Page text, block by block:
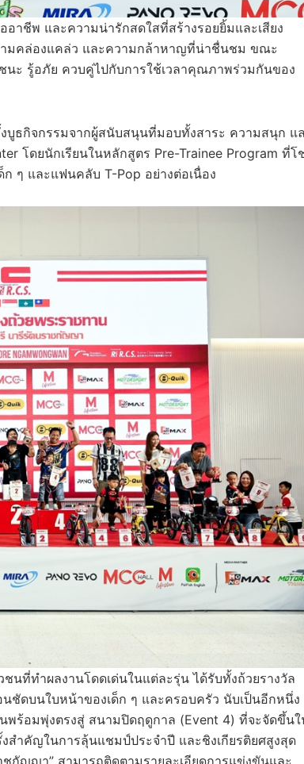
าชีพ และความน่ารักสดใสที่สร้างรอยยิ้มและเสียง
ามคล่องแคล่ว และความกล้าหาญที่น่าชื่นชม ขณะ
นะ รู้อภัย ควบคู่ไปกับการใช้เวลาคุณภาพร่วมกันของ
ธกิจกรรมจากผู้สนับสนุนที่มอบทั้งสาระ ความสนุก แ
โดยนักเรียนในหลักสูตร Pre-Trainee Program ที่โ
ก ๆ และแฟนคลับ T-Pop อย่างต่อเนื่อง
นที่ทำผลงานโดดเด่นในแต่ละรุ่น ได้รับทั้งถ้วยรางวัล
ชัดบนใบหน้าของเด็ก ๆ และครอบครัว นับเป็นอีกหนึ่ง
ร้อมพุ่งตรงสู่ สนามปิดฤดูกาล (Event 4) ที่จะจัดขึ้น
ำคัญในการลุ้นแชมป์ประจำปี และชิงเกียรติยศสูงสุด